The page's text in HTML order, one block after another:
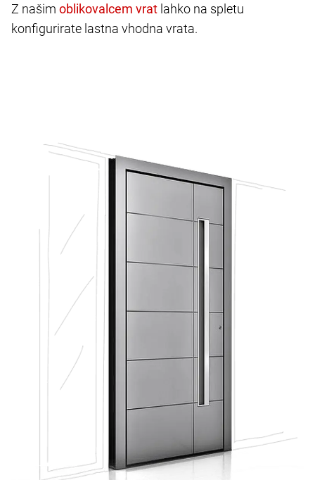
Z našim
lahko na spletu
konfigurirate lastna vhodna vrata.